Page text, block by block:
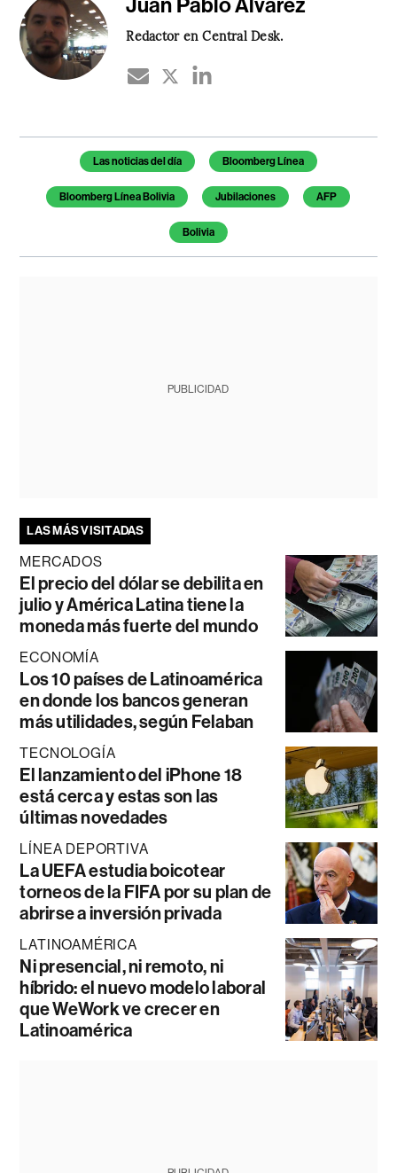
Juan Pablo Álvarez
Redactor en Central Desk.
Temas de este artículo
Las noticias del día Bloomberg Línea
Bloomberg Línea Bolivia Jubilaciones AFP
Bolivia
PUBLICIDAD
LAS MÁS VISITADAS
MERCADOS
El precio del dólar se debilita en
julio y América Latina tiene la
moneda más fuerte del mundo
ECONOMÍA
Los 10 países de Latinoamérica
en donde los bancos generan
más utilidades, según Felaban
TECNOLOGÍA
El lanzamiento del iPhone 18
está cerca y estas son las
últimas novedades
LÍNEA DEPORTIVA
La UEFA estudia boicotear
torneos de la FIFA por su plan de
abrirse a inversión privada
LATINOAMÉRICA
Ni presencial, ni remoto, ni
híbrido: el nuevo modelo laboral
que WeWork ve crecer en
Latinoamérica